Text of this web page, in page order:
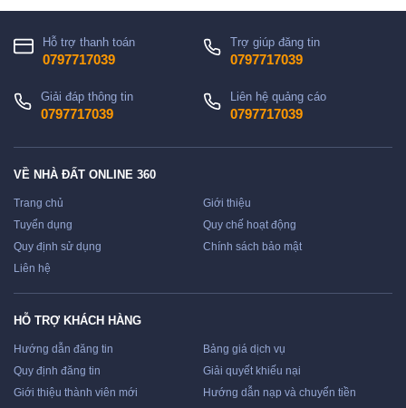
Hỗ trợ thanh toán
0797717039
Trợ giúp đăng tin
0797717039
Giải đáp thông tin
0797717039
Liên hệ quảng cáo
0797717039
VỀ NHÀ ĐẤT ONLINE 360
Trang chủ
Giới thiệu
Tuyển dụng
Quy chế hoạt động
Quy định sử dụng
Chính sách bảo mật
Liên hệ
HỖ TRỢ KHÁCH HÀNG
Hướng dẫn đăng tin
Bảng giá dịch vụ
Quy định đăng tin
Giải quyết khiếu nại
Giới thiệu thành viên mới
Hướng dẫn nạp và chuyển tiền